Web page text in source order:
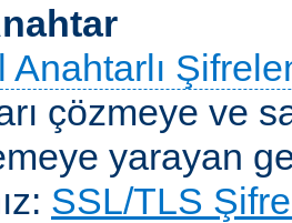
Anahtarlı
çözmeye ve
yarayan
SSL/TLS